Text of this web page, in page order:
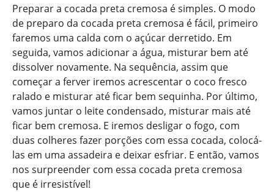
Preparar a cocada preta cremosa é simples. O modo
de preparo da cocada preta cremosa é fácil, primeiro
faremos uma calda com o açúcar derretido. Em
seguida, vamos adicionar a água, misturar bem até
dissolver novamente. Na sequência, assim que
começar a ferver iremos acrescentar o coco fresco
ralado e misturar até ficar bem sequinha. Por último,
vamos juntar o leite condensado, misturar mais até
ficar bem cremosa. E iremos desligar o fogo, com
duas colheres fazer porções com essa cocada, colocá-
las em uma assadeira e deixar esfriar. E então, vamos
nos surpreender com essa cocada preta cremosa
que é irresistível!